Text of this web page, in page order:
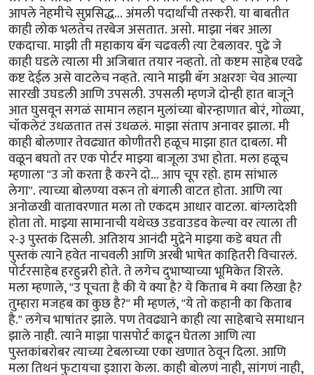
आपले नेहमीचे सुप्रसिद्ध... अंमली पदार्थांची तस्करी. या बाबतीत
काही लोक भलतेच तरबेज असतात. असो. माझा नंबर आला
एकदाचा. माझी ती महाकाय बॅग चढवली त्या टेबलावर. पुढे जे
काही घडले त्याला मी अजिबात तयार नव्हतो. तो कष्टम साहेब एवढे
कष्ट देईल असे वाटलेच नव्हते. त्याने माझी बॅग अक्षरशः चेव आल्या
सारखी उघडली आणि उपसली. उपसली म्हणजे दोन्ही हात बाजूने
आत घुसवून सगळं सामान लहान मुलांच्या बोरन्हाणात बोरं, गोळ्या,
चॉकलेटं उधळतात तसं उधळलं. माझा संताप अनावर झाला. मी
काही बोलणार तेवढ्यात कोणीतरी हळूच माझा हात दाबला. मी
वळून बघतो तर एक पोर्टर माझ्या बाजूला उभा होता. मला हळूच
म्हणाला "उ जो करता है करने दो... आप चूप रहो. हाम सांभाल
लेगा". त्याच्या बोलण्या वरून तो बंगाली वाटत होता. आणि त्या
अनोळखी वातावरणात मला तो एकदम आधार वाटला. बांग्लादेशी
होता तो. माझ्या सामानाची यथेच्छ उडवाउडव केल्या वर त्याला ती
२-३ पुस्तकं दिसली. अतिशय आनंदी मुद्रेने माझ्या कडे बघत ती
पुस्तकं त्याने हवेत नाचवली आणि अरबी भाषेत काहितरी विचारलं.
पोर्टरसाहेब हरहुन्नरी होते. ते लगेच दुभाष्याच्या भूमिकेत शिरले.
मला म्हणाले, "उ पूचता है की ये क्या है? ये किताब मे क्या लिखा है?
तुम्हारा मजहब का कुछ है?" मी म्हणलं, "ये तो कहानी का किताब
है." लगेच भाषांतर झाले. पण तेवढ्याने काही त्या साहेबाचे समाधान
झाले नाही. त्याने माझा पासपोर्ट काढून घेतला आणि त्या
पुस्तकांबरोबर त्याच्या टेबलाच्या एका खणात ठेवून दिला. आणि
मला तिथनं फुटायचा इशारा केला. काही बोलणं नाही, सांगणं नाही,